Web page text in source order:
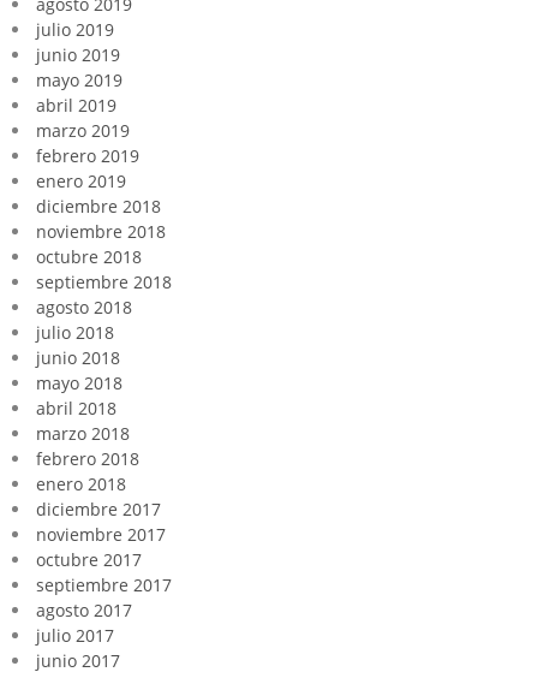
agosto 2019
julio 2019
junio 2019
mayo 2019
abril 2019
marzo 2019
febrero 2019
enero 2019
diciembre 2018
noviembre 2018
octubre 2018
septiembre 2018
agosto 2018
julio 2018
junio 2018
mayo 2018
abril 2018
marzo 2018
febrero 2018
enero 2018
diciembre 2017
noviembre 2017
octubre 2017
septiembre 2017
agosto 2017
julio 2017
junio 2017